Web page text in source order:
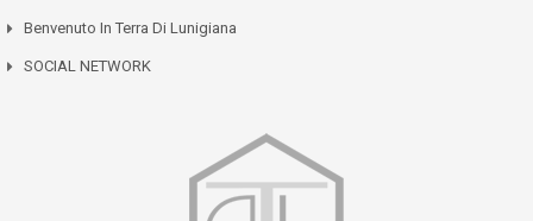
Benvenuto In Terra Di Lunigiana
SOCIAL NETWORK